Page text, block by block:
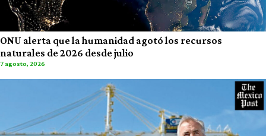
ONU alerta que la humanidad agotó los recursos
naturales de 2026 desde julio
7 agosto, 2026